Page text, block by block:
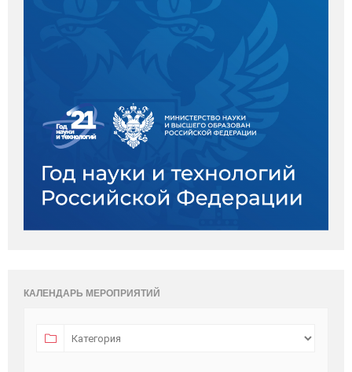
КАЛЕНДАРЬ МЕРОПРИЯТИЙ